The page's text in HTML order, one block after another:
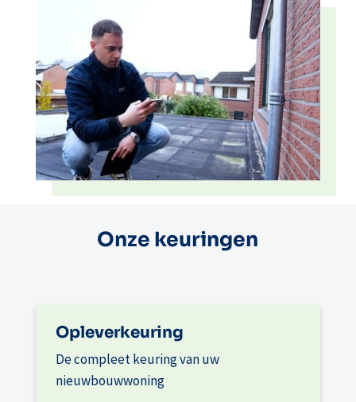
Onze keuringen
Opleverkeuring
De compleet keuring van uw
nieuwbouwwoning